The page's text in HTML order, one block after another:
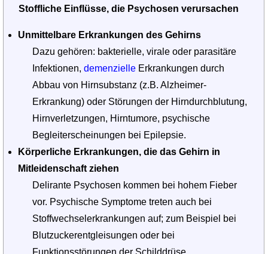
Stoffliche Einflüsse, die Psychosen verursachen
Unmittelbare Erkrankungen des Gehirns
Dazu gehören: bakterielle, virale oder parasitäre
Infektionen, demenzielleErkrankungen durch
Abbau von Hirnsubstanz (z.B. Alzheimer-
Erkrankung) oder Störungen der Hirndurchblutung,
Hirnverletzungen, Hirntumore, psychische
Begleiterscheinungen bei Epilepsie.
Körperliche Erkrankungen, die das Gehirn in
Mitleidenschaft ziehen
Delirante Psychosen kommen bei hohem Fieber
vor. Psychische Symptome treten auch bei
Stoffwechselerkrankungen auf; zum Beispiel bei
Blutzuckerentgleisungen oder bei